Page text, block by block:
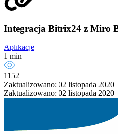
Integracja Bitrix24 z Miro
Aplikacje
1 min
1152
Zaktualizowano: 02 listopada 2020
Zaktualizowano: 02 listopada 2020